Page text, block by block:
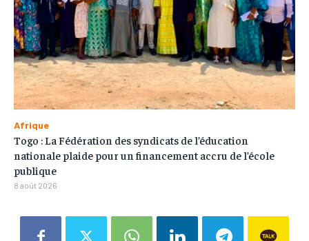
Afrique
Togo : La Fédération des syndicats de l’éducation
nationale plaide pour un financement accru de l’école
publique
8 août 2026